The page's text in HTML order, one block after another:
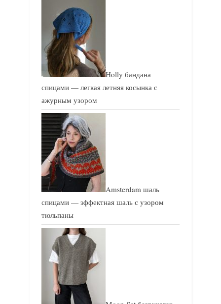
Holly бандана
спицами — легкая летняя косынка с
ажурным узором
Amsterdam шаль
спицами — эффектная шаль с узором
тюльпаны